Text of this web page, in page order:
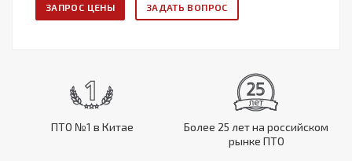
ЗАПРОС ЦЕНЫ ЗАДАТЬ ВОПРОС
ПТО №1 в Китае
Более 25 лет на российском
рынке ПТО